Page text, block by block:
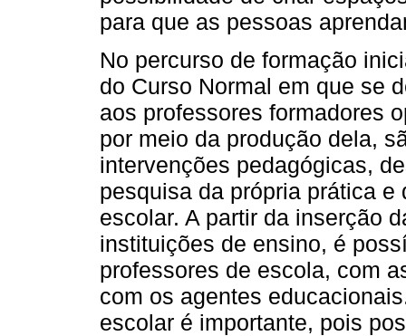
para que as pessoas
No percurso de formação
do Curso Normal em que se
aos professores formadores
por meio da produção dela,
intervenções pedagógicas,
pesquisa da própria prática
escolar. A partir da inserção
instituições de ensino, é
professores de escola, com
com os agentes
escolar é importante, pois